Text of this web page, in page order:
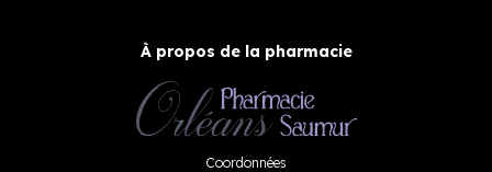
À propos de la pharmacie
Coordonnées